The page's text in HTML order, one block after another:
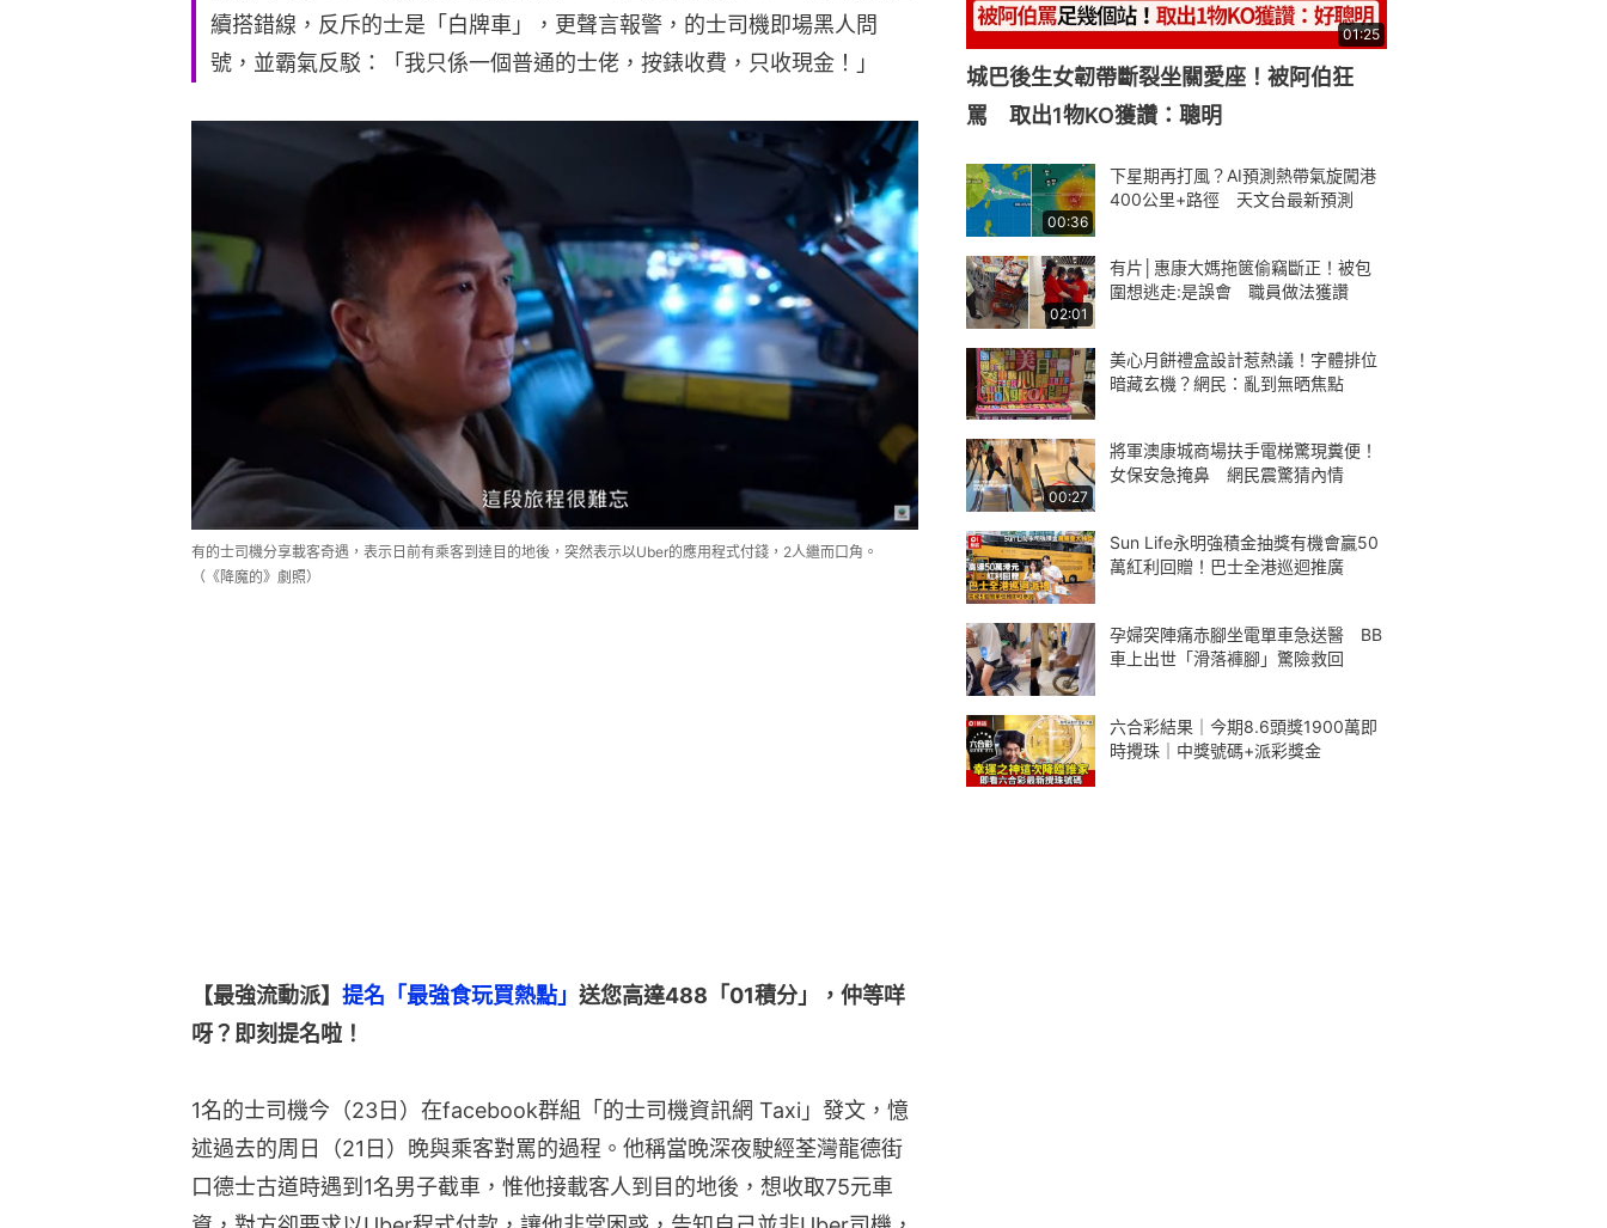
續搭錯線，反斥的士是「白牌車」，更聲言報警，的士司機即場黑人問
號，並霸氣反駁：「我只係一個普通的士佬，按錶收費，只收現金！」
有的士司機分享載客奇遇，表示日前有乘客到達目的地後，突然表示以Uber的應用程式付錢，2人繼而口角。
（《降魔的》劇照）
【最強流動派】 提名「最強食玩買熱點」 送您高達488「01積分」，仲等咩
呀？即刻提名啦！
1名的士司機今（23日）在facebook群組「的士司機資訊網 Taxi」發文，憶
述過去的周日（21日）晚與乘客對罵的過程。他稱當晚深夜駛經荃灣龍德街
口德士古道時遇到1名男子截車，惟他接載客人到目的地後，想收取75元車
01:25
城巴後生女韌帶斷裂坐關愛座！被阿伯狂
罵 取出1物KO獲讚：聰明
00:36
下星期再打風？AI預測熱帶氣旋闖港
400公里+路徑 天文台最新預測
02:01
有片│惠康大媽拖篋偷竊斷正！被包
圍想逃走:是誤會 職員做法獲讚
美心月餅禮盒設計惹熱議！字體排位
暗藏玄機？網民：亂到無晒焦點
00:27
將軍澳康城商場扶手電梯驚現糞便！
女保安急掩鼻 網民震驚猜內情
Sun Life永明強積金抽獎有機會贏50
萬紅利回贈！巴士全港巡迴推廣
孕婦突陣痛赤腳坐電單車急送醫 BB
車上出世「滑落褲腳」驚險救回
六合彩結果｜今期8.6頭獎1900萬即
時攪珠｜中獎號碼+派彩獎金